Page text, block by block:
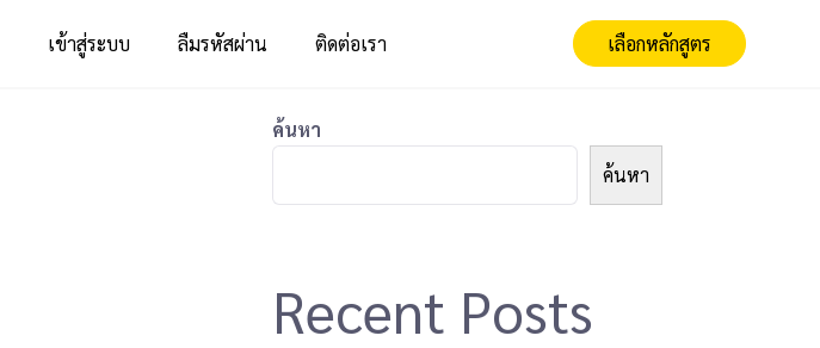
เข้าสู่ระบบ ลืมรหัสผ่าน ติดต่อเรา เลือกหลักสูตร
ค้นหา
ค้นหา
Recent Posts